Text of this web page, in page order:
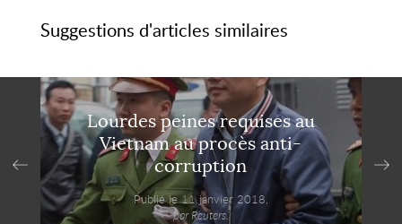
Suggestions d'articles similaires
Lourdes peines requises au
Vietnam au procès anti-
corruption
Publié le 11 janvier 2018,
par Reuters.